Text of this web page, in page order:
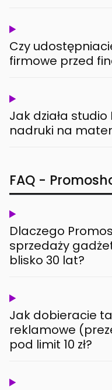
Czy
firmowe przed
Jak działa
nadruki na
FAQ -
Dlaczego
sprzedaży
blisko 30 lat?
Jak dobieracie
reklamowe
pod limit 10 zł?